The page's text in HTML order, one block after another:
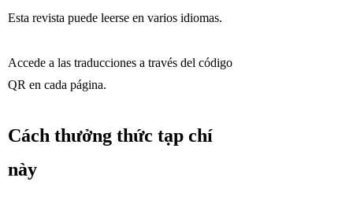
Esta revista puede leerse en varios idiomas.
Accede a las traducciones a través del código
QR en cada página.
Cách thưởng thức tạp chí
này